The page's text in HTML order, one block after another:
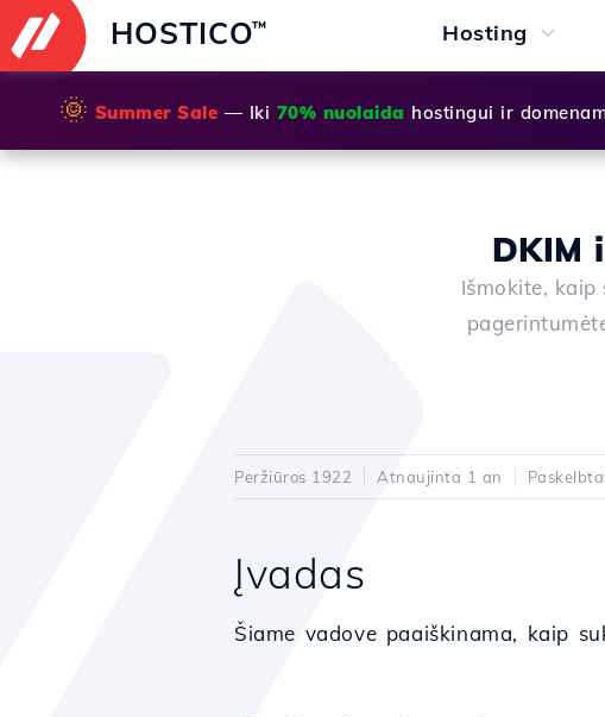
HOSTICO™ Hosting
🌞 Summer Sale — Iki 70% nuolaida hostingui ir
DKIM
Išmokite,
Peržiūros 1922 Atnaujinta 1 an
Įvadas
Šiame vadove paaiškinama, kaip